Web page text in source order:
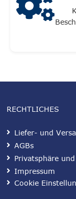
RECHTLICHES
Liefer- und
AGBs
Privatsphäre
Impressum
Cookie